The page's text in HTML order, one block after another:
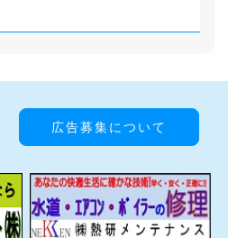
広告募集について